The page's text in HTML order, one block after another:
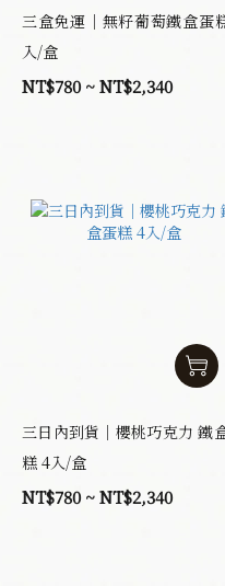
三盒免運｜無籽葡萄鐵盒蛋
入/盒
NT$780 ~ NT$2,340
三日內到貨｜櫻桃巧克力 鐵
糕 4入/盒
NT$780 ~ NT$2,340